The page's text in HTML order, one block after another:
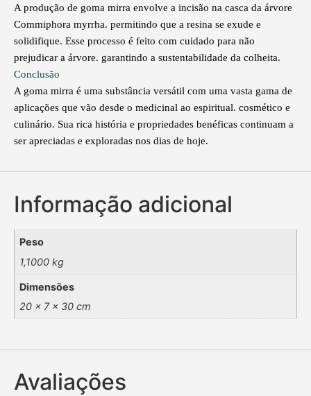
A produção de goma mirra envolve a incisão na casca da árvore
Commiphora myrrha. permitindo que a resina se exude e
solidifique. Esse processo é feito com cuidado para não
prejudicar a árvore. garantindo a sustentabilidade da colheita.
Conclusão
A goma mirra é uma substância versátil com uma vasta gama de
aplicações que vão desde o medicinal ao espiritual. cosmético e
culinário. Sua rica história e propriedades benéficas continuam a
ser apreciadas e exploradas nos dias de hoje.
Informação adicional
Peso
1,1000 kg
Dimensões
20 × 7 × 30 cm
Avaliações